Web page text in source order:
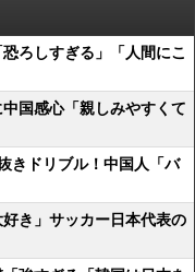
ろしすぎる」「人間にこ
国感心「親しみやすくて
きドリブル！中国人「バ
き」サッカー日本代表の